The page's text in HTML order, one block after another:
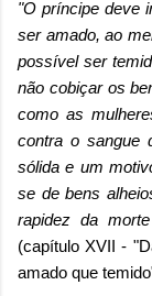
"O príncipe deve
ser amado, ao
possível ser
não cobiçar os
como as
contra o sangue
sólida e um
se de bens
rapidez da
(capítulo XVII -
amado que